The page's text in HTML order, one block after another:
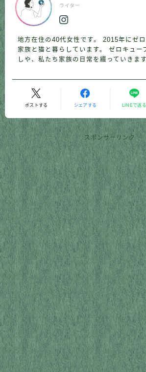
ライター
地方在住の40代女性です。 2015年にゼロ
家族と猫と暮らしています。 ゼロキュー
しや、私たち家族の日常を綴っていきます
ポストする シェアする LINEで送る
スポンサーリンク